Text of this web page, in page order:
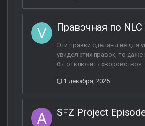
Правочная по NLC
Эти правки сделаны не для
увидел этих правок, то даже
бы отключить
1 декабря, 2025
SFZ Project